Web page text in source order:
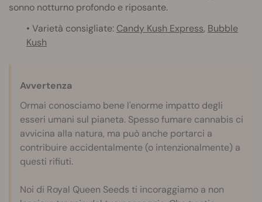
sonno notturno profondo e riposante.
• Varietà consigliate: Candy Kush Express, Bubble
Kush
Avvertenza
Ormai conosciamo bene l'enorme impatto degli
esseri umani sul pianeta. Spesso fumare cannabis ci
avvicina alla natura, ma può anche portarci a
contribuire accidentalmente (o intenzionalmente) a
questi rifiuti.
Noi di Royal Queen Seeds ti incoraggiamo a non